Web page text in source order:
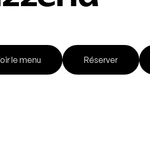
le menu Réserver